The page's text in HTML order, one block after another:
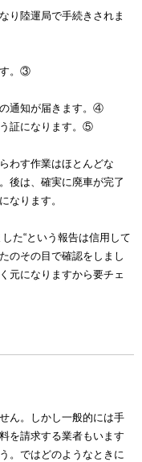
り陸運局で手続きされま
す。③
通知が届きます。④
証になります。⑤
わす作業はほとんどな
後は、確実に廃車が完了
なります。
た“という報告は信用して
のその目で確認をしまし
元になりますから要チェ
ん。しかし一般的には手
を請求する業者もいます
。ではどのようなときに